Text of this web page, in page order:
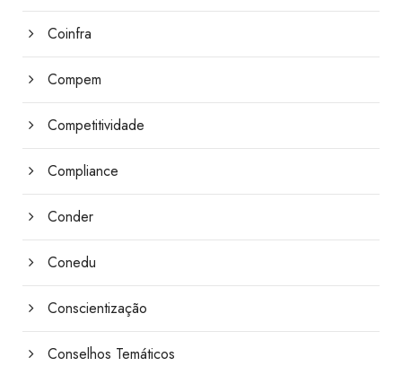
Coinfra
Compem
Competitividade
Compliance
Conder
Conedu
Conscientização
Conselhos Temáticos